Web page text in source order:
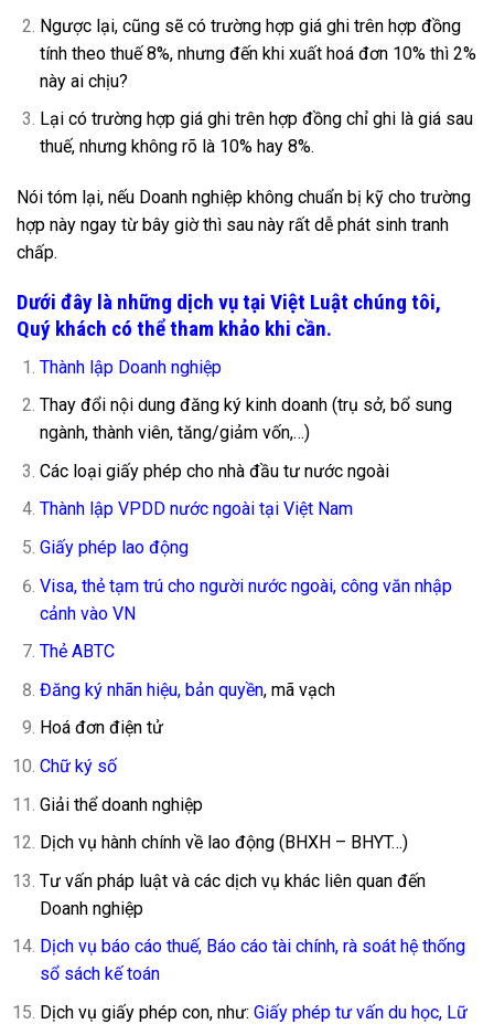
Ngược lại, cũng sẽ có trường hợp giá ghi trên hợp đồng
tính theo thuế 8%, nhưng đến khi xuất hoá đơn 10% thì 2%
này ai chịu?
Lại có trường hợp giá ghi trên hợp đồng chỉ ghi là giá sau
thuế, nhưng không rõ là 10% hay 8%.
Nói tóm lại, nếu Doanh nghiệp không chuẩn bị kỹ cho trường
hợp này ngay từ bây giờ thì sau này rất dễ phát sinh tranh
chấp.
Dưới đây là những dịch vụ tại Việt Luật chúng tôi,
Quý khách có thể tham khảo khi cần.
Thành lập Doanh nghiệp
Thay đổi nội dung đăng ký kinh doanh (trụ sở, bổ sung
ngành, thành viên, tăng/giảm vốn,…)
Các loại giấy phép cho nhà đầu tư nước ngoài
Thành lập VPDD nước ngoài tại Việt Nam
Giấy phép lao động
Visa, thẻ tạm trú cho người nước ngoài, công văn nhập
cảnh vào VN
Thẻ ABTC
Đăng ký nhãn hiệu, bản quyền, mã vạch
Hoá đơn điện tử
Chữ ký số
Giải thể doanh nghiệp
Dịch vụ hành chính về lao động (BHXH – BHYT…)
Tư vấn pháp luật và các dịch vụ khác liên quan đến
Doanh nghiệp
Dịch vụ báo cáo thuế, Báo cáo tài chính, rà soát hệ thống
sổ sách kế toán
Dịch vụ giấy phép con, như: Giấy phép tư vấn du học, Lữ